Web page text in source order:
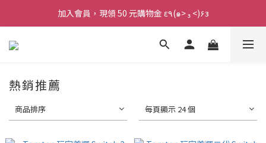
加入會員，現領 50 元購物金 ε٩(๑> ₃ <)۶з
加入會員，現領 50 元購物金 ε٩(๑> ₃ <)۶з
全館滿 800 元 就免運 🚚
熱銷推薦
商品排序 每頁顯示 24 個